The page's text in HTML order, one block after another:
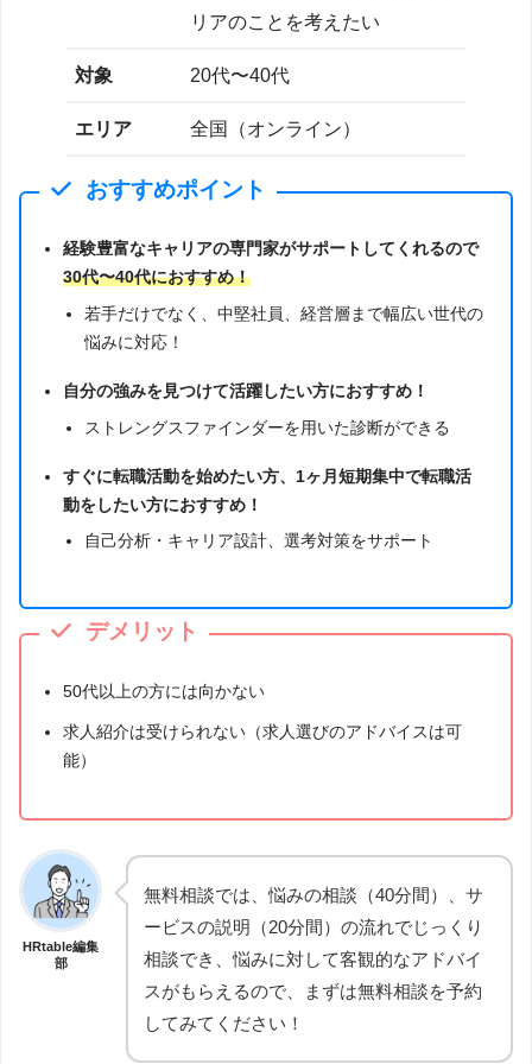
リアのことを考えたい
対象 20代〜40代
エリア 全国（オンライン）
おすすめポイント
経験豊富なキャリアの専門家がサポートしてくれるので
30代〜40代におすすめ！
若手だけでなく、中堅社員、経営層まで幅広い世代の
悩みに対応！
自分の強みを見つけて活躍したい方におすすめ！
ストレングスファインダーを用いた診断ができる
すぐに転職活動を始めたい方、1ヶ月短期集中で転職活
動をしたい方におすすめ！
自己分析・キャリア設計、選考対策をサポート
デメリット
50代以上の方には向かない
求人紹介は受けられない（求人選びのアドバイスは可
能）
HRtable編集
部
無料相談では、悩みの相談（40分間）、サ
ービスの説明（20分間）の流れでじっくり
相談でき、悩みに対して客観的なアドバイ
スがもらえるので、まずは無料相談を予約
してみてください！